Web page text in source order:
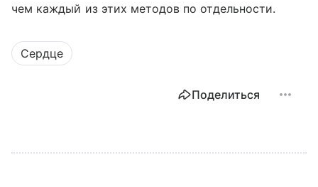
чем каждый из этих методов по отдельности.
Сердце
Поделиться